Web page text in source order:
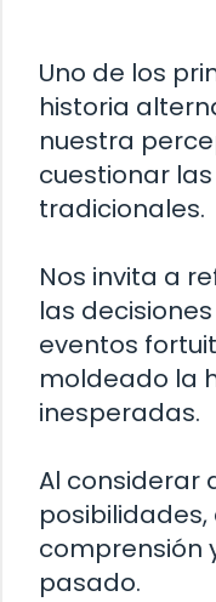
Uno de los
historia
nuestra
cuestionar
tradicionales.
Nos invita a
las
eventos
moldeado la
inesperadas.
Al considerar
comprensión
pasado.